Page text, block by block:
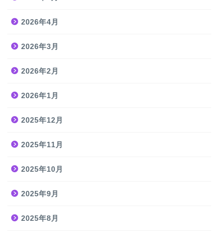
2026年4月
2026年3月
2026年2月
2026年1月
2025年12月
2025年11月
2025年10月
2025年9月
2025年8月